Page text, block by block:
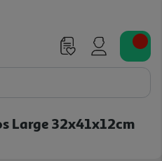
Large 32x41x12cm